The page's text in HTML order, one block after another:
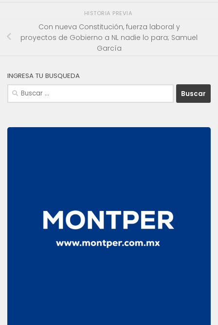
HISTORIA PREVIA
Con nueva Constitución, fuerza laboral y
proyectos de Gobierno a NL nadie lo para; Samuel
García
INGRESA TU BUSQUEDA
Buscar: